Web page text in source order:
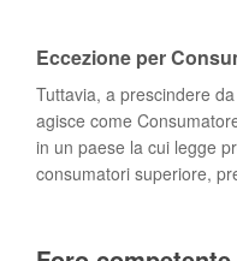
Eccezione per
Tuttavia, a prescindere
agisce come
in un paese la cui legge
consumatori superiore,